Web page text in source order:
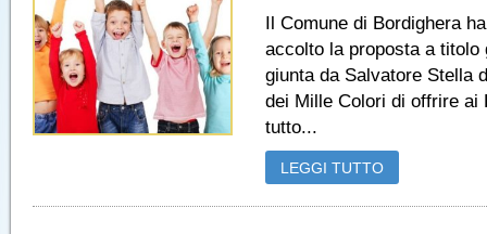
Il Comune di Bordighera
accolto la proposta a titolo
giunta da Salvatore Stella
dei Mille Colori di offrire ai
tutto...
LEGGI TUTTO